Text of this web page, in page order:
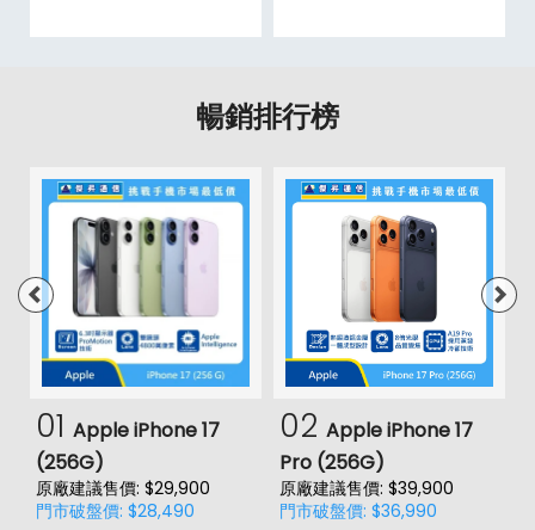
暢銷排行榜
01 Apple iPhone 17
(256G)
原廠建議售價: $29,900
門市破盤價: $28,490
02 Apple iPhone 17
Pro (256G)
原廠建議售價: $39,900
門市破盤價: $36,990